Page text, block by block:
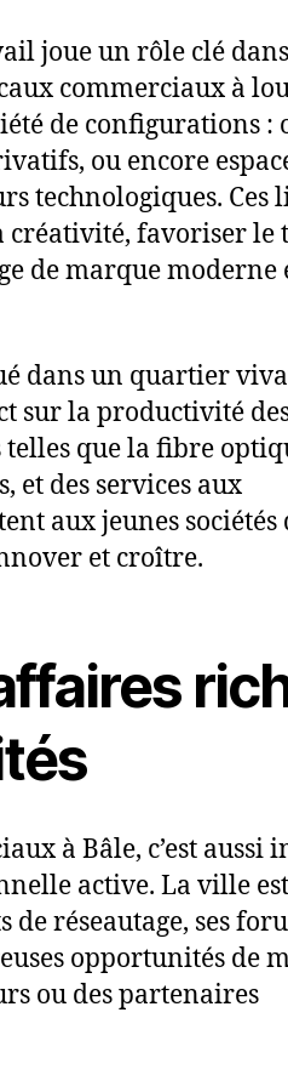
joue un rôle clé
commerciaux à
de configurations :
ou encore
technologiques. Ces
créativité, favoriser le
de marque moderne
dans un quartier
sur la productivité
que la fibre
et des services aux
aux jeunes sociétés
et croître.
à Bâle, c’est aussi
active. La ville est
de réseautage, ses
opportunités de
ou des partenaires